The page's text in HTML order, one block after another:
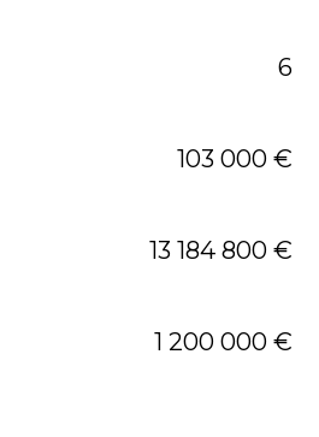
6
103 000 €
13 184 800 €
1 200 000 €